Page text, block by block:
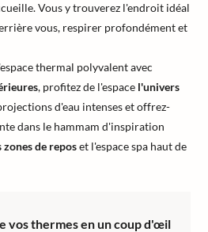
Vous y trouverez l'endroit idéal
vous, respirer profondément et
thermal polyvalent avec
, profitez de l'espace l'univers
d'eau intenses et offrez-
dans le hammam d'inspiration
zones de reposet l'espace spa haut de
vos thermes en un coup d'œil